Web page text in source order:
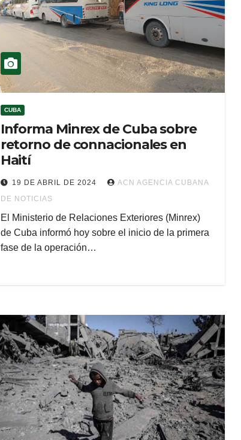
CUBA
Informa Minrex de Cuba sobre
retorno de connacionales en
Haití
19 DE ABRIL DE 2024
ACN AGENCIA CUBANA
DE NOTICIAS
El Ministerio de Relaciones Exteriores (Minrex)
de Cuba informó hoy sobre el inicio de la primera
fase de la operación…